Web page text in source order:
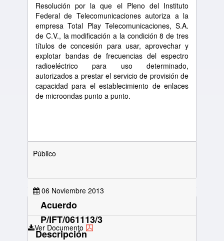
Resolución por la que el Pleno del Instituto
Federal de Telecomunicaciones autoriza a la
empresa Total Play Telecomunicaciones, S.A.
de C.V., la modificación a la condición 8 de tres
títulos de concesión para usar, aprovechar y
explotar bandas de frecuencias del espectro
radioeléctrico para uso determinado,
autorizados a prestar el servicio de provisión de
capacidad para el establecimiento de enlaces
de microondas punto a punto.
Público
06 Noviembre 2013
Ver Documento
Acuerdo
P/IFT/061113/3
Descripción